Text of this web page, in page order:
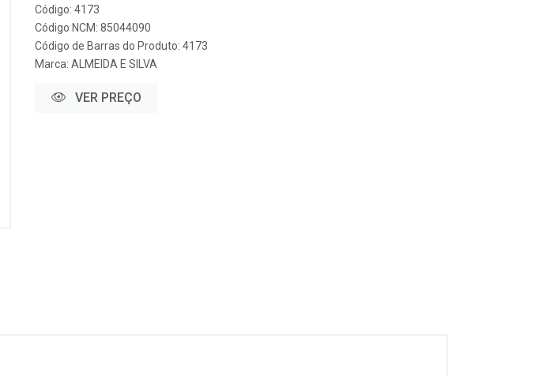
Código: 4173
Código NCM: 85044090
Código de Barras do Produto: 4173
Marca: ALMEIDA E SILVA
VER PREÇO